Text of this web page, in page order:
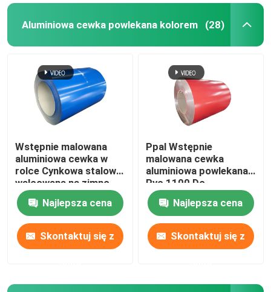
Aluminiowy pręt kwadratowy
Aluminiowa rura kwadratowa
Rolka folii aluminiowej
Aluminiowy kątownik
Aluminiowa cewka powlekana kolorem (28)
Wstępnie malowana
aluminiowa cewka w
rolce Cynkowa stalowa
walcowana na zimno
skrzynka do
przechowywania cewek
1219 mm
Najlepsza cena
Skontaktuj się z
Ppal Wstępnie
malowana cewka
aluminiowa powlekana
Pvc 1100 Do
plastikowych toreb z
mylaru Ziplock 300 mm
405 mm 505 mm
Najlepsza cena
Skontaktuj się z